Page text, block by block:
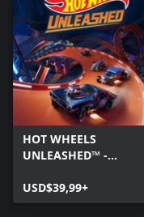
HOT WHEELS
UNLEASHED™ -
USD$39,99+